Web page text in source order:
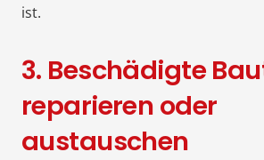
ist.
3. Beschädigte
reparieren oder
austauschen